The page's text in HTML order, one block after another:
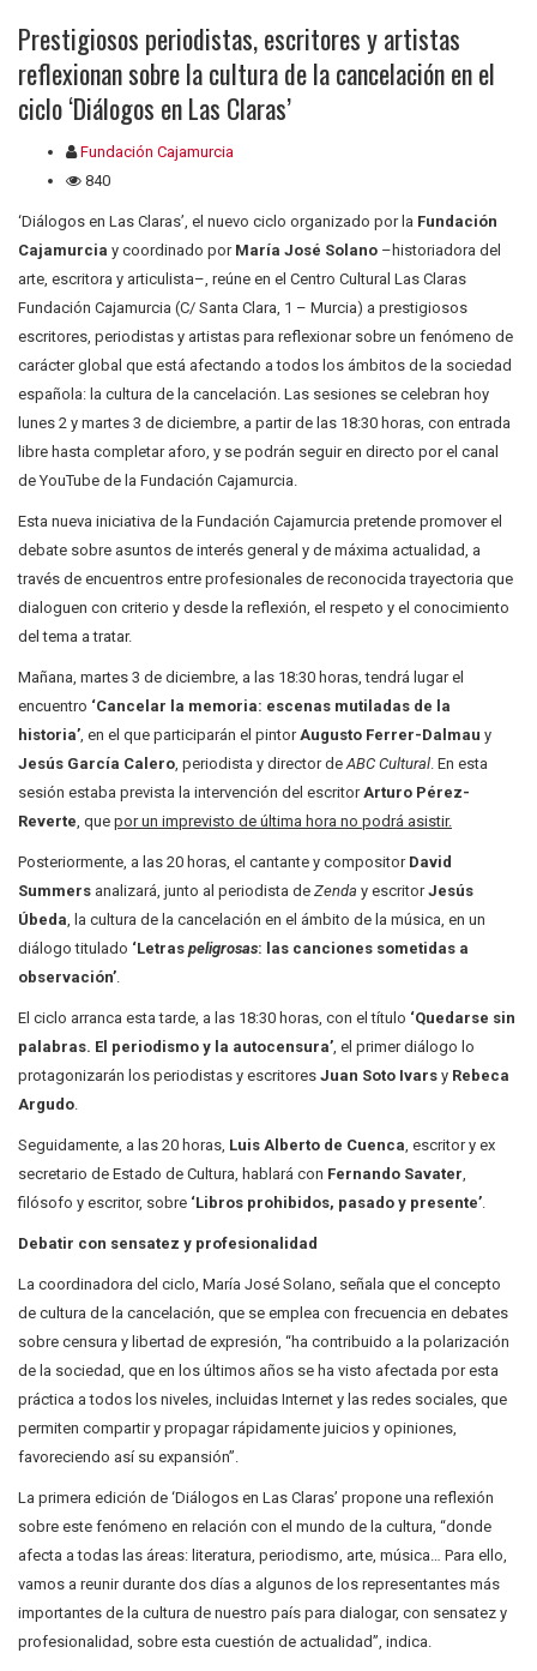
Prestigiosos periodistas, escritores y artistas
reflexionan sobre la cultura de la cancelación en el
ciclo ‘Diálogos en Las Claras’
Fundación Cajamurcia
840
‘Diálogos en Las Claras’, el nuevo ciclo organizado por la Fundación
Cajamurcia y coordinado por María José Solano –historiadora del
arte, escritora y articulista–, reúne en el Centro Cultural Las Claras
Fundación Cajamurcia (C/ Santa Clara, 1 – Murcia) a prestigiosos
escritores, periodistas y artistas para reflexionar sobre un fenómeno de
carácter global que está afectando a todos los ámbitos de la sociedad
española: la cultura de la cancelación. Las sesiones se celebran hoy
lunes 2 y martes 3 de diciembre, a partir de las 18:30 horas, con entrada
libre hasta completar aforo, y se podrán seguir en directo por el canal
de YouTube de la Fundación Cajamurcia.
Esta nueva iniciativa de la Fundación Cajamurcia pretende promover el
debate sobre asuntos de interés general y de máxima actualidad, a
través de encuentros entre profesionales de reconocida trayectoria que
dialoguen con criterio y desde la reflexión, el respeto y el conocimiento
del tema a tratar.
Mañana, martes 3 de diciembre, a las 18:30 horas, tendrá lugar el
encuentro ‘Cancelar la memoria: escenas mutiladas de la
historia’, en el que participarán el pintorAugusto Ferrer-Dalmau y
Jesús García Calero, periodista y director deABC Cultural. En esta
sesión estaba prevista la intervención del escritorArturo Pérez-
Reverte, que por un imprevisto de última hora no podrá asistir.
Posteriormente, a las 20 horas, el cantante y compositor David
Summers analizará, junto al periodista de Zenda y escritorJesús
Úbeda, la cultura de la cancelación en el ámbito de la música, en un
diálogo titulado ‘Letras peligrosas: las canciones sometidas a
observación’.
El ciclo arranca esta tarde, a las 18:30 horas, con el título ‘Quedarse sin
palabras. El periodismo y la autocensura’, el primer diálogo lo
protagonizarán los periodistas y escritores Juan Soto Ivars y Rebeca
Argudo.
Seguidamente, a las 20 horas, Luis Alberto de Cuenca, escritor y ex
secretario de Estado de Cultura, hablará con Fernando Savater,
filósofo y escritor, sobre ‘Libros prohibidos, pasado y presente’.
Debatir con sensatez y profesionalidad
La coordinadora del ciclo, María José Solano, señala que el concepto
de cultura de la cancelación, que se emplea con frecuencia en debates
sobre censura y libertad de expresión, “ha contribuido a la polarización
de la sociedad, que en los últimos años se ha visto afectada por esta
práctica a todos los niveles, incluidas Internet y las redes sociales, que
permiten compartir y propagar rápidamente juicios y opiniones,
favoreciendo así su expansión”.
La primera edición de ‘Diálogos en Las Claras’ propone una reflexión
sobre este fenómeno en relación con el mundo de la cultura, “donde
afecta a todas las áreas: literatura, periodismo, arte, música… Para ello,
vamos a reunir durante dos días a algunos de los representantes más
importantes de la cultura de nuestro país para dialogar, con sensatez y
profesionalidad, sobre esta cuestión de actualidad”, indica.